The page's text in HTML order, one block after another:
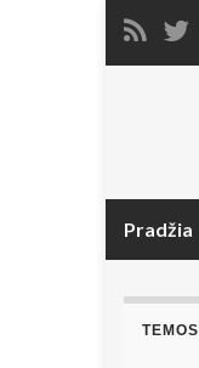
Pradžia
TEMOS